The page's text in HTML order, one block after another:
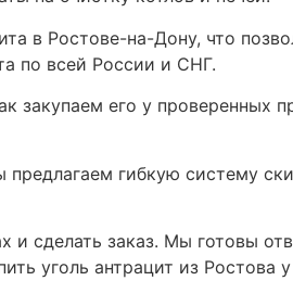
в Ростове-на-Дону, что
по всей России и СНГ.
закупаем его у
гибкую систему
сделать заказ. Мы готовы
уголь антрацит из